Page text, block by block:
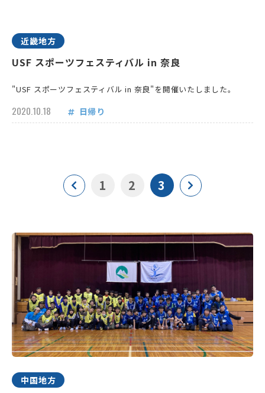
近畿地方
USF スポーツフェスティバル in 奈良
"USF スポーツフェスティバル in 奈良"を開催いたしました。
2020.10.18 日帰り
1 2 3
中国地方